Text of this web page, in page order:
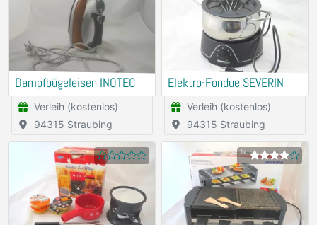
Dampfbügeleisen INOTEC
Verleih (kostenlos)
94315 Straubing
Elektro-Fondue SEVERIN
Verleih (kostenlos)
94315 Straubing
1x